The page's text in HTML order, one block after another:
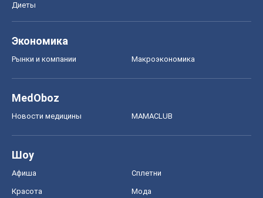
Диеты
Экономика
Рынки и компании Mакроэкономика
MedOboz
Новости медицины MAMACLUB
Шоу
Афиша Сплетни
Красота Мода